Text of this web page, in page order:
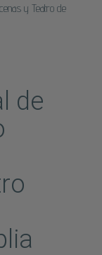
y Teatro de
de